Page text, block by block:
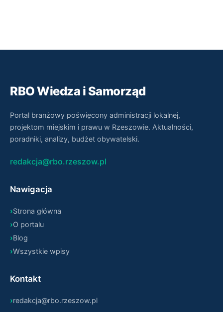
RBO Wiedza i Samorząd
Portal branżowy poświęcony administracji lokalnej,
projektom miejskim i prawu w Rzeszowie. Aktualności,
poradniki, analizy, budżet obywatelski.
redakcja@rbo.rzeszow.pl
Nawigacja
Strona główna
O portalu
Blog
Wszystkie wpisy
Kontakt
redakcja@rbo.rzeszow.pl